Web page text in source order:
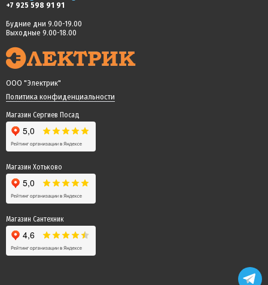
+7 925 598 91 91
Будние дни 9.00-19.00
Выходные 9.00-18.00
ООО "Электрик"
Политика конфиденциальности
Магазин Сергиев Посад
Магазин Хотьково
Магазин Сантехник